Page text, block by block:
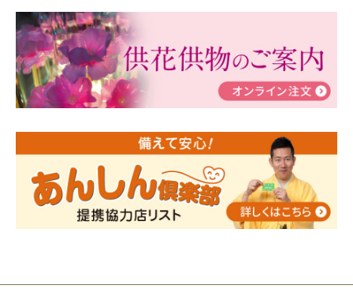
2024/03/06【終活なるほど教室】「マンガで学
ぶ！はじめてのお葬式」小さな家族葬ハウス®町田成
瀬 ご参加ありがとうございました！
2024/01/19令和6年能登半島地震災害の寄付のご報
告
人形供養 寄付のご報告
2023/12/16終活なるほど教室＠小さな家族葬ハウ
ス®上鶴間 エンディングノートを書いてみよう！
2023/11/29 永田屋創業110周年記念式典 レンブラ
ントホテル東京町田